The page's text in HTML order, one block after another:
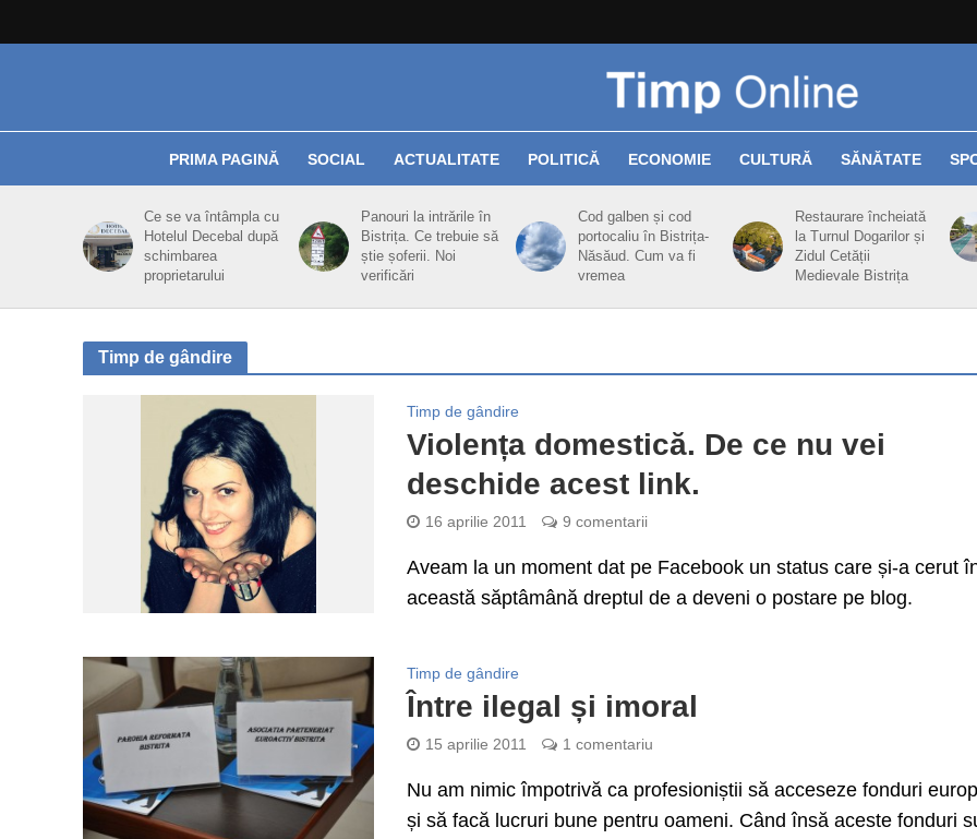
PRIMA PAGINĂ SOCIAL ACTUALITATE POLITICĂ ECONOMIE CULTURĂ SĂNĂTATE
Ce se va întâmpla cu
Hotelul Decebal după
schimbarea
proprietarului
Panouri la intrările în
Bistrița. Ce trebuie să
știe șoferii. Noi
verificări
Cod galben și cod
portocaliu în Bistrița-
Năsăud. Cum va fi
vremea
Restaurare încheiată
la Turnul Dogarilor și
Zidul Cetății
Medievale Bistrița
Timp de gândire
Timp de gândire
Violența domestică. De ce nu vei
deschide acest link.
16 aprilie 2011 9 comentarii
Aveam la un moment dat pe Facebook un status care și-a cerut
această săptâmână dreptul de a deveni o postare pe blog.
Timp de gândire
Între ilegal și imoral
15 aprilie 2011 1 comentariu
Nu am nimic împotrivă ca profesioniștii să acceseze fonduri
și să facă lucruri bune pentru oameni. Când însă aceste fonduri